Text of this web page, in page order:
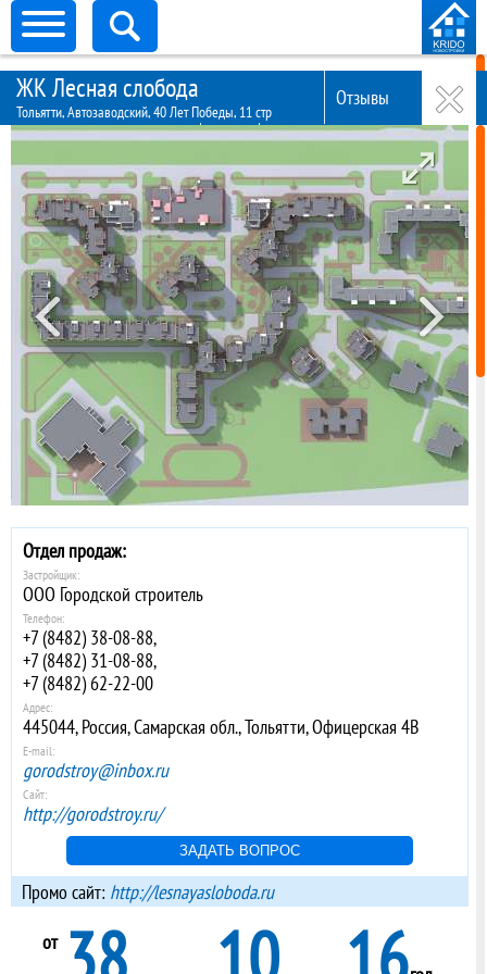
ЖК Лесная слобода
Тольятти, Автозаводский, 40 Лет Победы, 11 стр
Отзывы
Видео
Фото
Отдел продаж:
Застройщик:
ООО Городской строитель
Телефон:
+7 (8482) 38-08-88,
+7 (8482) 31-08-88,
+7 (8482) 62-22-00
Адрес:
445044, Россия, Самарская обл., Тольятти, Офицерская 4В
E-mail:
gorodstroy@inbox.ru
Сайт:
http://gorodstroy.ru/
ЗАДАТЬ ВОПРОС
Промо сайт: http://lesnayasloboda.ru
от
Тольятти
Количество объектов -34
ЖК Матрешка
Жилой комплекс Матрешка Тольятти – новый объ ...
от 29900 /м2
ЖК Парковый
ЖК расположен в Центральном районе г. Тольят ...
от 47000 /м2
ЖК Прилесье
Акция от KRIDO! Скажи кодовое слово "KRIDO" ...
от 38000 /м2